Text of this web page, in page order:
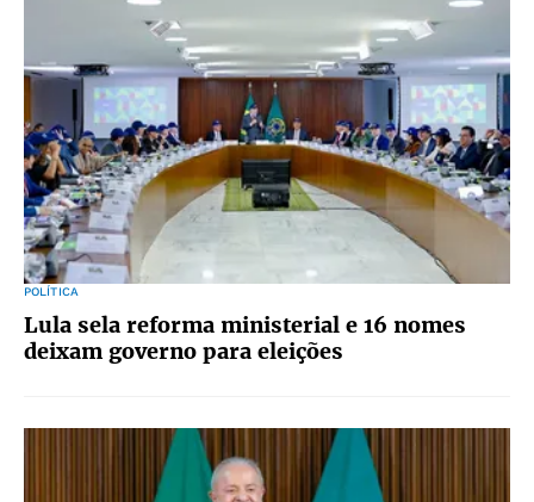
POLÍTICA
Lula sela reforma ministerial e 16 nomes
deixam governo para eleições